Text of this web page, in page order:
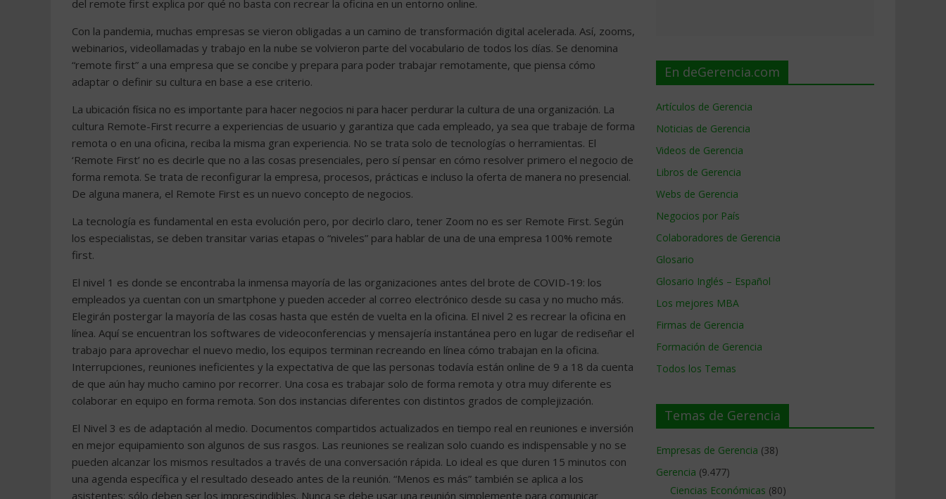
del remote first explica por qué no basta con recrear la oficina en un entorno online.
Con la pandemia, muchas empresas se vieron obligadas a un camino de transformación digital acelerada. Así, zooms,
webinarios, videollamadas y trabajo en la nube se volvieron parte del vocabulario de todos los días. Se denomina
“remote first” a una empresa que se concibe y prepara para poder trabajar remotamente, que piensa cómo
adaptar o definir su cultura en base a ese criterio.
La ubicación física no es importante para hacer negocios ni para hacer perdurar la cultura de una organización. La
cultura Remote-First recurre a experiencias de usuario y garantiza que cada empleado, ya sea que trabaje de forma
remota o en una oficina, reciba la misma gran experiencia. No se trata solo de tecnologías o herramientas. El
‘Remote First’ no es decirle que no a las cosas presenciales, pero sí pensar en cómo resolver primero el negocio de
forma remota. Se trata de reconfigurar la empresa, procesos, prácticas e incluso la oferta de manera no presencial.
De alguna manera, el Remote First es un nuevo concepto de negocios.
La tecnología es fundamental en esta evolución pero, por decirlo claro, tener Zoom no es ser Remote First. Según
los especialistas, se deben transitar varias etapas o “niveles” para hablar de una de una empresa 100% remote
first.
El nivel 1 es donde se encontraba la inmensa mayoría de las organizaciones antes del brote de COVID-19: los
empleados ya cuentan con un smartphone y pueden acceder al correo electrónico desde su casa y no mucho más.
Elegirán postergar la mayoría de las cosas hasta que estén de vuelta en la oficina. El nivel 2 es recrear la oficina en
línea. Aquí se encuentran los softwares de videoconferencias y mensajería instantánea pero en lugar de rediseñar el
trabajo para aprovechar el nuevo medio, los equipos terminan recreando en línea cómo trabajan en la oficina.
Interrupciones, reuniones ineficientes y la expectativa de que las personas todavía están online de 9 a 18 da cuenta
de que aún hay mucho camino por recorrer. Una cosa es trabajar solo de forma remota y otra muy diferente es
colaborar en equipo en forma remota. Son dos instancias diferentes con distintos grados de complejización.
El Nivel 3 es de adaptación al medio. Documentos compartidos actualizados en tiempo real en reuniones e inversión
en mejor equipamiento son algunos de sus rasgos. Las reuniones se realizan solo cuando es indispensable y no se
pueden alcanzar los mismos resultados a través de una conversación rápida. Lo ideal es que duren 15 minutos con
una agenda específica y el resultado deseado antes de la reunión. “Menos es más” también se aplica a los
asistentes: sólo deben ser los imprescindibles. Nunca se debe usar una reunión simplemente para comunicar
En deGerencia.com
Artículos de Gerencia
Noticias de Gerencia
Videos de Gerencia
Libros de Gerencia
Webs de Gerencia
Negocios por País
Colaboradores de Gerencia
Glosario
Glosario Inglés – Español
Los mejores MBA
Firmas de Gerencia
Formación de Gerencia
Todos los Temas
Temas de Gerencia
Empresas de Gerencia (38)
Gerencia (9.477)
Ciencias Económicas (80)